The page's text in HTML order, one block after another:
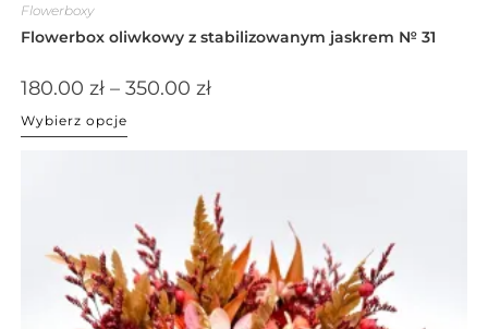
Flowerboxy
Flowerbox oliwkowy z stabilizowanym jaskrem № 31
180.00 zł – 350.00 zł
Wybierz opcje